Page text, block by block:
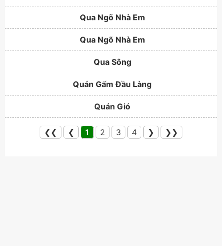
Qua Ngõ Nhà Em
Qua Ngõ Nhà Em
Qua Sông
Quán Gấm Đầu Làng
Quán Gió
❮❮ ❮ 1 2 3 4 ❯ ❯❯